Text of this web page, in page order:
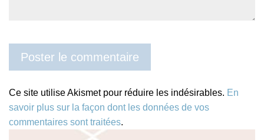
Ce site utilise Akismet pour réduire les indésirables. En
savoir plus sur la façon dont les données de vos
commentaires sont traitées.